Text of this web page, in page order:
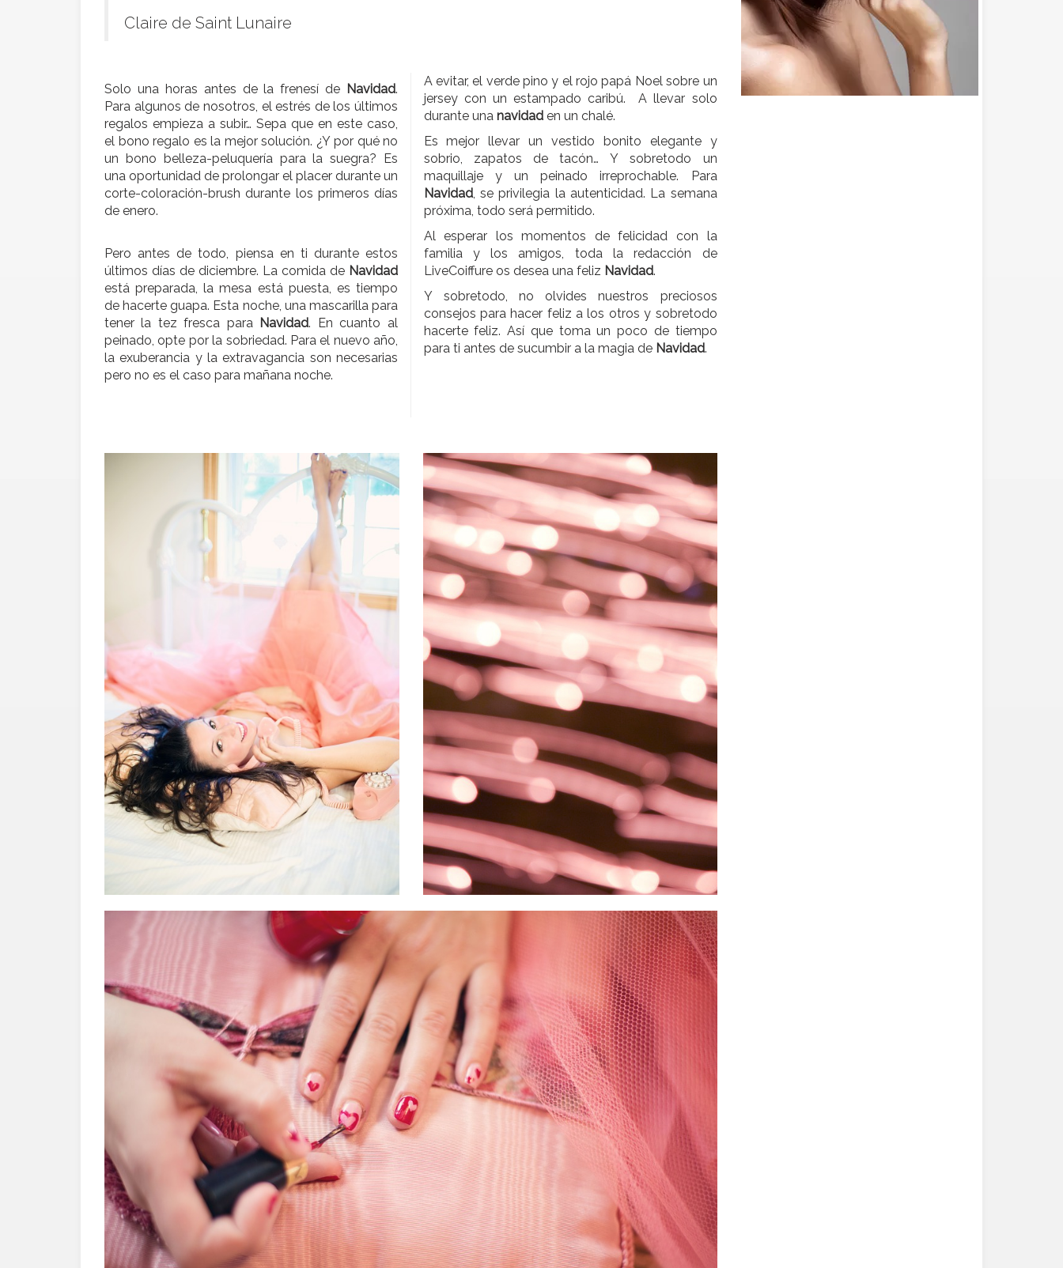
Claire de Saint Lunaire
Solo una horas antes de la frenesí de Navidad.
Para algunos de nosotros, el estrés de los últimos
regalos empieza a subir… Sepa que en este caso,
el bono regalo es la mejor solución. ¿Y por qué no
un bono belleza-peluquería para la suegra? Es
una oportunidad de prolongar el placer durante un
corte-coloración-brush durante los primeros días
de enero.
Pero antes de todo, piensa en ti durante estos
últimos días de diciembre. La comida de Navidad
está preparada, la mesa está puesta, es tiempo
de hacerte guapa. Esta noche, una mascarilla para
tener la tez fresca para Navidad. En cuanto al
peinado, opte por la sobriedad. Para el nuevo año,
la exuberancia y la extravagancia son necesarias
pero no es el caso para mañana noche.
A evitar, el verde pino y el rojo papá Noel sobre un
jersey con un estampado caribú. A llevar solo
durante una navidaden un chalé.
Es mejor llevar un vestido bonito elegante y
sobrio, zapatos de tacón… Y sobretodo un
maquillaje y un peinado irreprochable. Para
Navidad, se privilegia la autenticidad. La semana
próxima, todo será permitido.
Al esperar los momentos de felicidad con la
familia y los amigos, toda la redacción de
LiveCoiffure os desea una feliz Navidad.
Y sobretodo, no olvides nuestros preciosos
consejos para hacer feliz a los otros y sobretodo
hacerte feliz. Así que toma un poco de tiempo
para ti antes de sucumbir a la magia de Navidad.